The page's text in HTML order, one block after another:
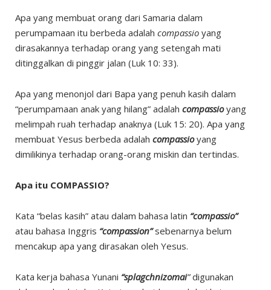
Apa yang membuat orang dari Samaria dalam
perumpamaan itu berbeda adalah compassio yang
dirasakannya terhadap orang yang setengah mati
ditinggalkan di pinggir jalan (Luk 10: 33).
Apa yang menonjol dari Bapa yang penuh kasih dalam
“perumpamaan anak yang hilang” adalah compassioyang
melimpah ruah terhadap anaknya (Luk 15: 20). Apa yang
membuat Yesus berbeda adalah compassioyang
dimilikinya terhadap orang-orang miskin dan tertindas.
Apa itu COMPASSIO?
Kata “belas kasih” atau dalam bahasa latin “compassio”
atau bahasa Inggris “compassion”sebenarnya belum
mencakup apa yang dirasakan oleh Yesus.
Kata kerja bahasa Yunani “splagchnizomai”digunakan